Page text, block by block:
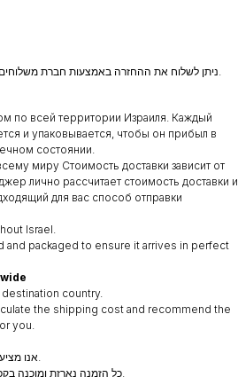
ניתן לשלוח את ההחזרה באמצעות חברת משלוחים או להביא באופן אישי לנקודת איסוף.
по всей территории Израиля. Каждый
и упаковывается, чтобы он прибыл в
состоянии.
миру Стоимость доставки зависит от
лично рассчитает стоимость доставки и
для вас способ отправки
Israel.
and packaged to ensure it arrives in perfect
country.
the shipping cost and recommend the
you.
אנו מציעים משלוח עד הבית בכל רחבי ישראל.
כל הזמנה נארזת ומוכנה בקפידה כדי שתגיע אליכם במצב מושלם.